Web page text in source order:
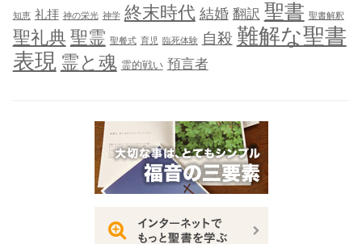
知恵 礼拝 神の栄光 神学 終末時代 結婚 翻訳 聖書 聖書解釈
聖礼典 聖霊 聖餐式 育児 臨死体験 自殺 難解な聖書
表現 霊と魂 霊的戦い 預言者